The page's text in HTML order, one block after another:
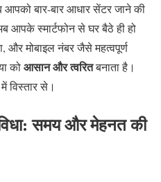
बार-बार आधार सेंटर जाने की
आपके स्मार्टफोन से घर बैठे ही हो
और मोबाइल नंबर जैसे महत्वपूर्ण
कोआसान और त्वरितबनाता है।
विस्तार से।
समय और मेहनत की